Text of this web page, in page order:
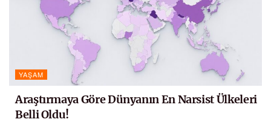
YAŞAM
Araştırmaya Göre Dünyanın En Narsist Ülkeleri
Belli Oldu!